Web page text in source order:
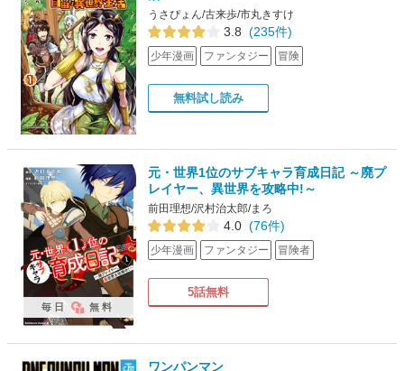
うさぴょん/古来歩/市丸きすけ
3.8 (235件)
少年漫画 ファンタジー 冒険
無料試し読み
元・世界1位のサブキャラ育成日記 ～廃プ
レイヤー、異世界を攻略中!～
前田理想/沢村治太郎/まろ
4.0 (76件)
少年漫画 ファンタジー 冒険者
5話無料
毎日 無料
ワンパンマン